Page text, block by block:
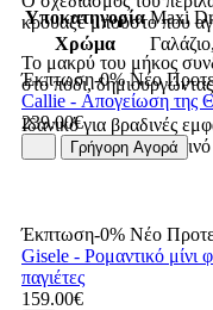
κρουαζέ μπούστο που
Το μακρύ του μήκος
στο πόδι,
Ιδανικό για βραδινές
έναν κομψό
Υποκατηγορία Maxi
Χρώμα
Έκπτωση-0% Νέο
Callie - Απογείωση της
239.00€
Γρήγορη Αγορά
Έκπτωση-0% Νέο
Gisele - Ρομαντικό μίνι
παγιέτες
159.00€